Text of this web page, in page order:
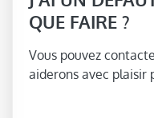
QUE FAIRE ?
Vous pouvez
aiderons avec plaisir